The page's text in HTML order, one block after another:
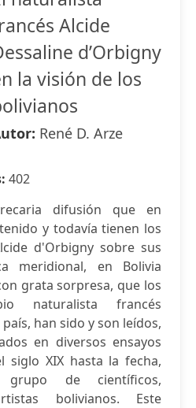
Alcide
d’Orbigny
la visión de los
René D. Arze
402
difusión que en
y todavía tienen los
d'Orbigny sobre sus
meridional, en Bolivia
grata sorpresa, que los
naturalista francés
han sido y son leídos,
en diversos ensayos
siglo XIX hasta la fecha,
de científicos,
bolivianos. Este